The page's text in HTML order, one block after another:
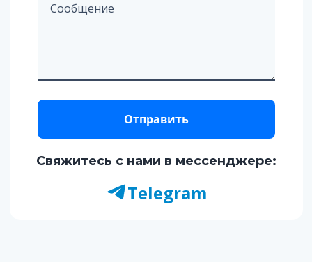
Сообщение
Отправить
Свяжитесь с нами в мессенджере:
Telegram